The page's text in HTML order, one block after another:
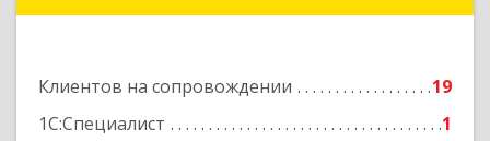
Клиентов на сопровождении
19
1С:Специалист
1